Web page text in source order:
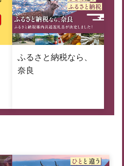
ふるさと納税なら、
奈良